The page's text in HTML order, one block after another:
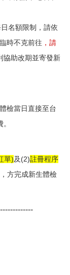
名額限制， 請依
時不克前往 ，請
協助改期並寄發新
檢當日直接至台
單)及(2)註冊程序
方完成新生體檢